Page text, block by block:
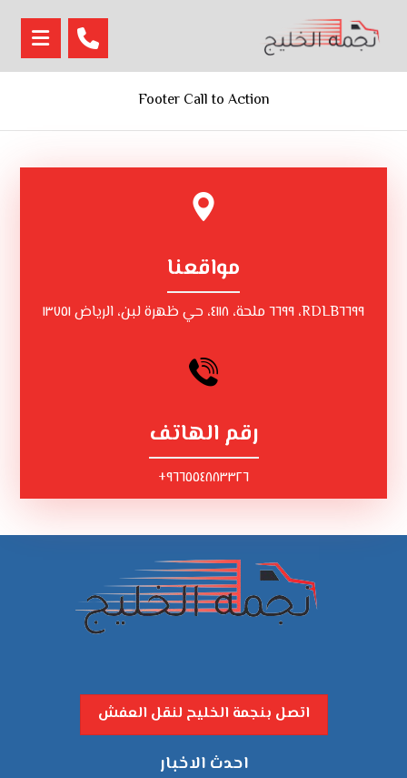
Footer Call to Action
مواقعنا
RDLB٦٦٩٩، ٦٦٩٩ ملحة، ٤١١٨، حي ظهرة لبن، الرياض ١٣٧٥١
رقم الهاتف
٩٦٦٥٥٤٨٨٣٣٢٦+
اتصل بنجمة الخليح لنقل العفش
احدث الاخبار